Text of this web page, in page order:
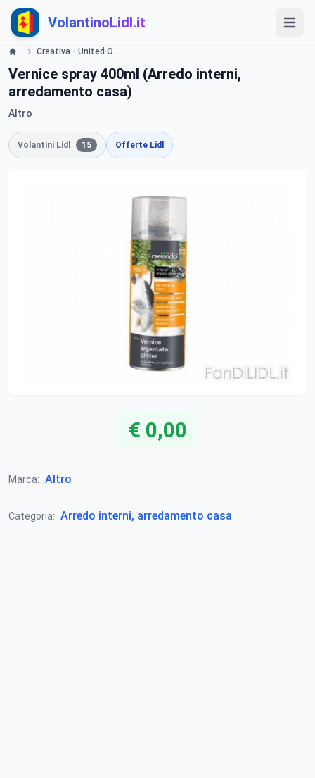
VolantinoLidl.it
Creativa - United Office dal 16/11 2015 volantino promozioni Lidl Lidl
Vernice spray 400ml (Arredo interni,
arredamento casa)
Altro
Volantini Lidl 15 Offerte Lidl
€ 0,00
Marca: Altro
Categoria: Arredo interni, arredamento casa